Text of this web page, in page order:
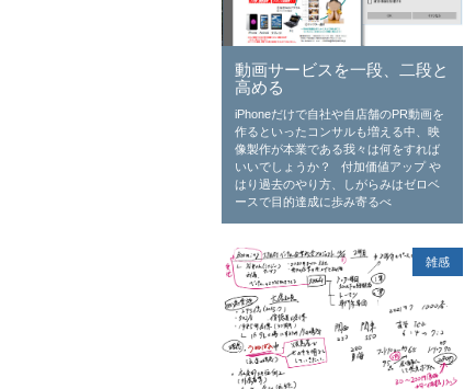
動画サービスを一段、二段と
高める
iPhoneだけで自社や自店舗のPR動画を
作るといったコンサルも増える中、映
像製作が本業である我々は何をすれば
いいでしょうか？ 付加価値アップ や
はり過去のやり方、しがらみはゼロベ
ースで目的達成に歩み寄るべ
雑感